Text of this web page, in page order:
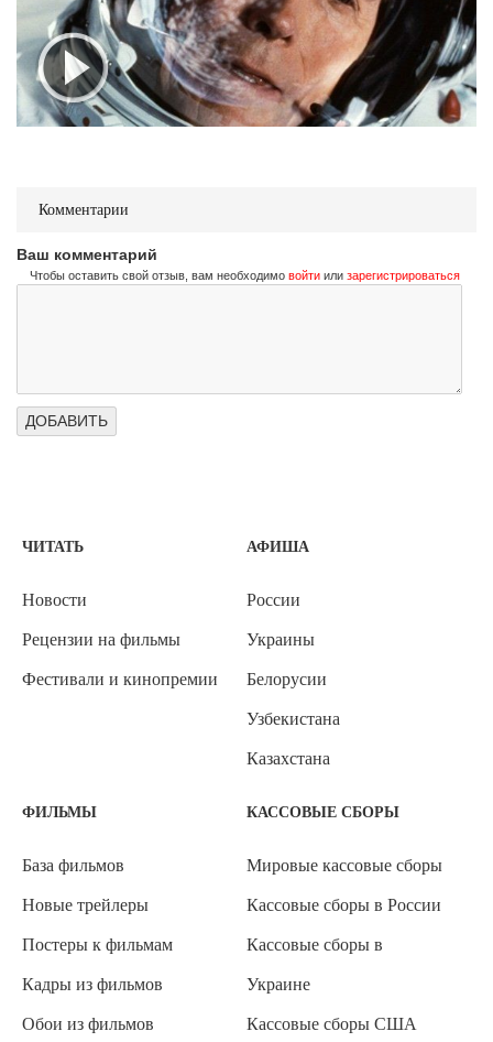
Комментарии
Ваш комментарий
Чтобы оставить свой отзыв, вам необходимо войти или зарегистрироваться
ЧИТАТЬ
Новости
Рецензии на фильмы
Фестивали и кинопремии
АФИША
России
Украины
Белорусии
Узбекистана
Казахстана
ФИЛЬМЫ
База фильмов
Новые трейлеры
Постеры к фильмам
Кадры из фильмов
Обои из фильмов
КАССОВЫЕ СБОРЫ
Мировые кассовые сборы
Кассовые сборы в России
Кассовые сборы в
Украине
Кассовые сборы США